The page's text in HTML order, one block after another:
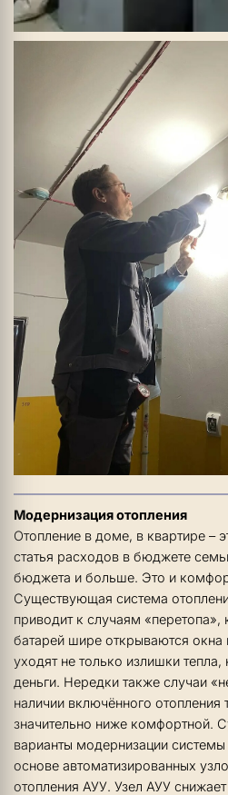
Модернизация отопления
Отопление в доме, в квартире –
статья расходов в бюджете
бюджета и больше. Это и
Существующая система
приводит к случаям «перетопа»,
батарей шире открываются окна
уходят не только излишки
деньги. Нередки также случаи
наличии включённого отопления
значительно ниже комфортной.
варианты модернизации
основе автоматизированных
отопления АУУ. Узел АУУ